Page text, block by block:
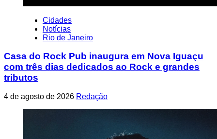
Cidades
Notícias
Rio de Janeiro
Casa do Rock Pub inaugura em Nova Iguaçu
com três dias dedicados ao Rock e grandes
tributos
4 de agosto de 2026 Redação